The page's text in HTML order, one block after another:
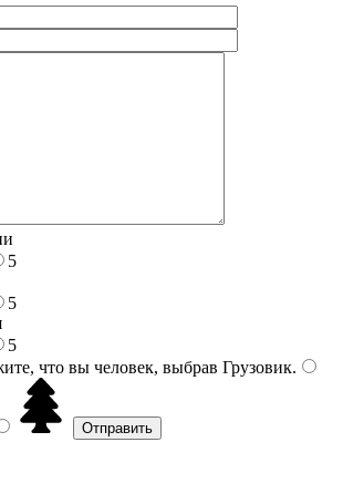
5
5
5
что вы человек, выбрав Грузовик.